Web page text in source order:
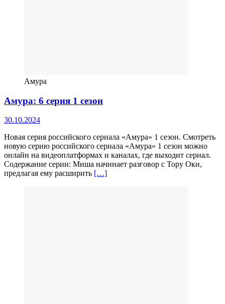
Амура
Амура: 6 серия 1 сезон
30.10.2024
Новая серия российского сериала «Амура» 1 сезон. Смотреть
новую серию российского сериала «Амура» 1 сезон можно
онлайн на видеоплатформах и каналах, где выходит сериал.
Содержание серии: Миша начинает разговор с Тору Оки,
предлагая ему расширить […]